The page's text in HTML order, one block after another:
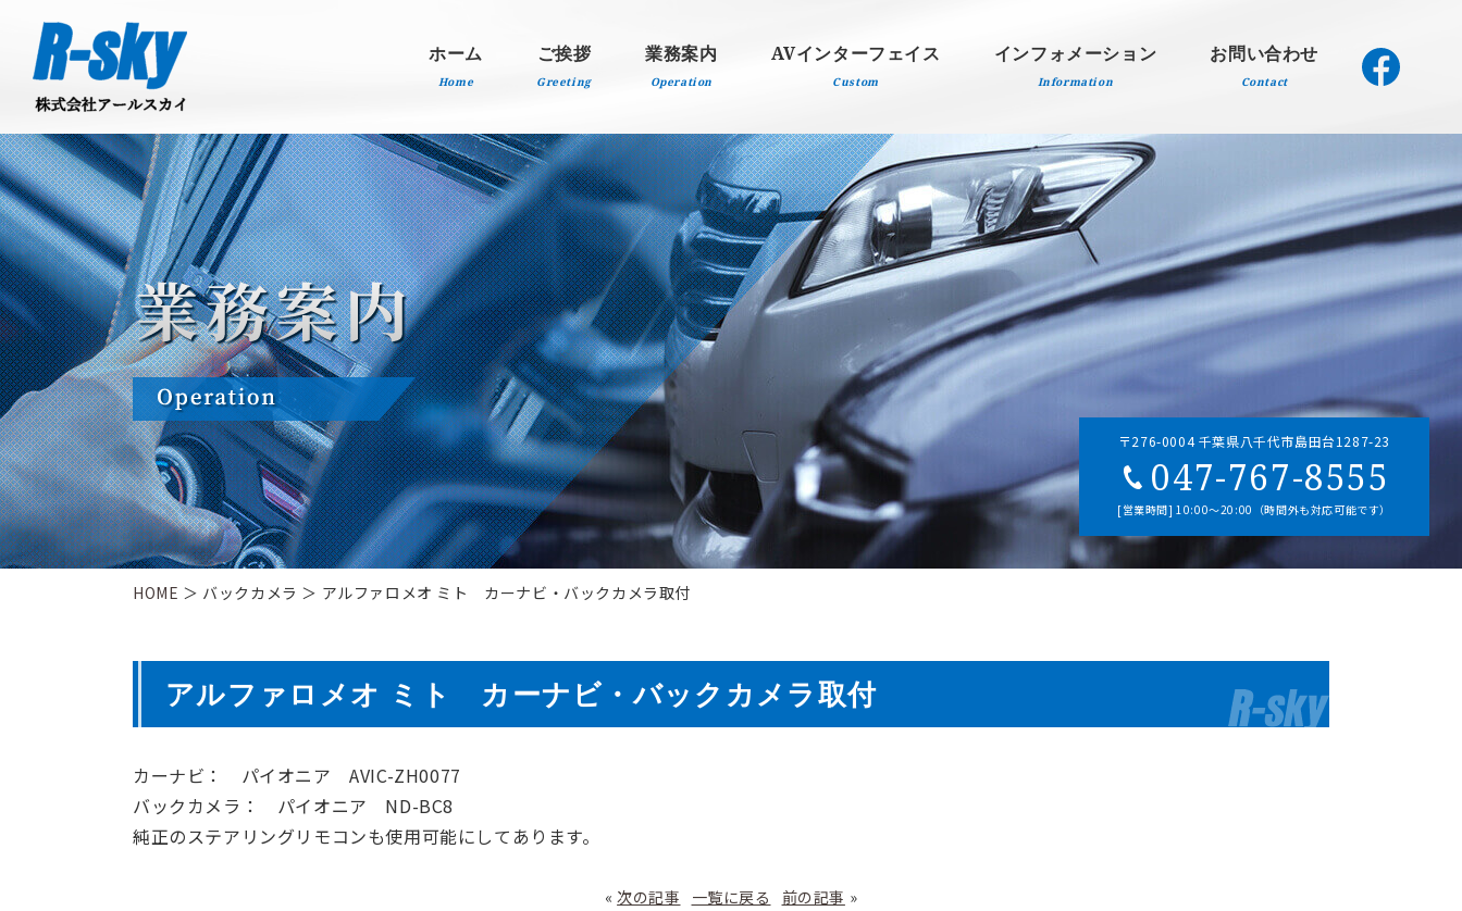
ホーム
Home
ご挨拶
Greeting
業務案内
Operation
AVインターフェイス
Custom
インフォメーション
Information
お問い合わせ
Contact
〒276-0004 千葉県八千代市島田台1287-23
047-767-8555
[営業時間] 10:00～20:00（時間外も対応可能です）
HOME ＞ バックカメラ ＞ アルファロメオ ミト カーナビ・バックカメラ取付
アルファロメオ ミト カーナビ・バックカメラ取付
カーナビ： パイオニア AVIC-ZH0077
バックカメラ： パイオニア ND-BC8
純正のステアリングリモコンも使用可能にしてあります。
«次の記事 一覧に戻る 前の記事 »